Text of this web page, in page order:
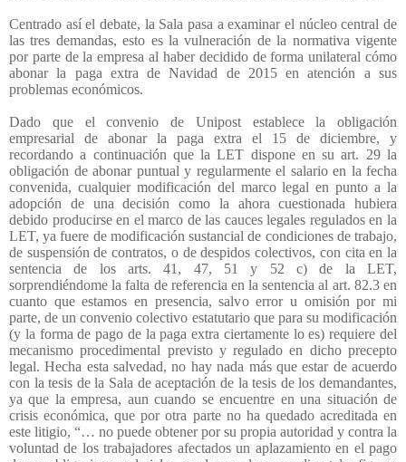
Centrado así el debate, la Sala pasa a examinar el núcleo central de
las tres demandas, esto es la vulneración de la normativa vigente
por parte de la empresa al haber decidido de forma unilateral cómo
abonar la paga extra de Navidad de 2015 en atención a sus
problemas económicos.
Dado que el convenio de Unipost establece la obligación
empresarial de abonar la paga extra el 15 de diciembre, y
recordando a continuación que la LET dispone en su art. 29 la
obligación de abonar puntual y regularmente el salario en la fecha
convenida, cualquier modificación del marco legal en punto a la
adopción de una decisión como la ahora cuestionada hubiera
debido producirse en el marco de las cauces legales regulados en la
LET, ya fuere de modificación sustancial de condiciones de trabajo,
de suspensión de contratos, o de despidos colectivos, con cita en la
sentencia de los arts. 41, 47, 51 y 52 c) de la LET,
sorprendiéndome la falta de referencia en la sentencia al art. 82.3 en
cuanto que estamos en presencia, salvo error u omisión por mi
parte, de un convenio colectivo estatutario que para su modificación
(y la forma de pago de la paga extra ciertamente lo es) requiere del
mecanismo procedimental previsto y regulado en dicho precepto
legal. Hecha esta salvedad, no hay nada más que estar de acuerdo
con la tesis de la Sala de aceptación de la tesis de los demandantes,
ya que la empresa, aun cuando se encuentre en una situación de
crisis económica, que por otra parte no ha quedado acreditada en
este litigio, “… no puede obtener por su propia autoridad y contra la
voluntad de los trabajadores afectados un aplazamiento en el pago